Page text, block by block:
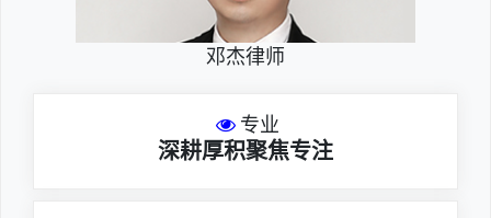
邓杰律师
专业
深耕厚积聚焦专注